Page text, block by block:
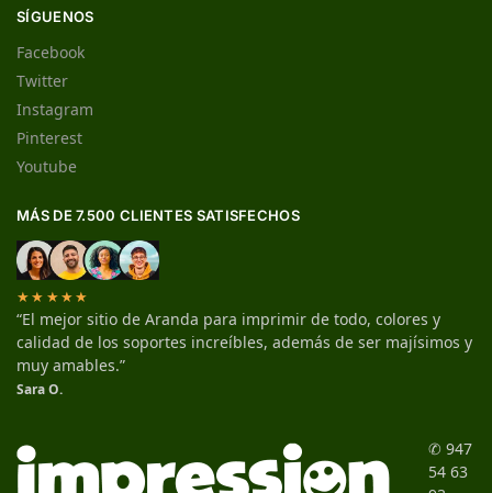
SÍGUENOS
Facebook
Twitter
Instagram
Pinterest
Youtube
MÁS DE 7.500 CLIENTES SATISFECHOS
★★★★★
“El mejor sitio de Aranda para imprimir de todo, colores y
calidad de los soportes increíbles, además de ser majísimos y
muy amables.”
Sara O.
✆ 947
54 63